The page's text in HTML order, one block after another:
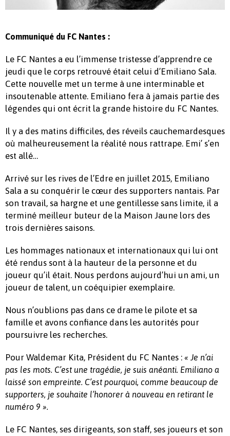
Communiqué du FC Nantes :
Le FC Nantes a eu l’immense tristesse d’apprendre ce
jeudi que le corps retrouvé était celui d’Emiliano Sala.
Cette nouvelle met un terme à une interminable et
insoutenable attente. Emiliano fera à jamais partie des
légendes qui ont écrit la grande histoire du FC Nantes.
Il y a des matins difficiles, des réveils cauchemardesques
où malheureusement la réalité nous rattrape. Emi’ s’en
est allé…
Arrivé sur les rives de l’Edre en juillet 2015, Emiliano
Sala a su conquérir le cœur des supporters nantais. Par
son travail, sa hargne et une gentillesse sans limite, il a
terminé meilleur buteur de la Maison Jaune lors des
trois dernières saisons.
Les hommages nationaux et internationaux qui lui ont
été rendus sont à la hauteur de la personne et du
joueur qu’il était. Nous perdons aujourd’hui un ami, un
joueur de talent, un coéquipier exemplaire.
Nous n’oublions pas dans ce drame le pilote et sa
famille et avons confiance dans les autorités pour
poursuivre les recherches.
Pour Waldemar Kita, Président du FC Nantes : « Je n’ai
pas les mots. C’est une tragédie, je suis anéanti. Emiliano a
laissé son empreinte. C’est pourquoi, comme beaucoup de
supporters, je souhaite l’honorer à nouveau en retirant le
numéro 9 ».
Le FC Nantes, ses dirigeants, son staff, ses joueurs et son